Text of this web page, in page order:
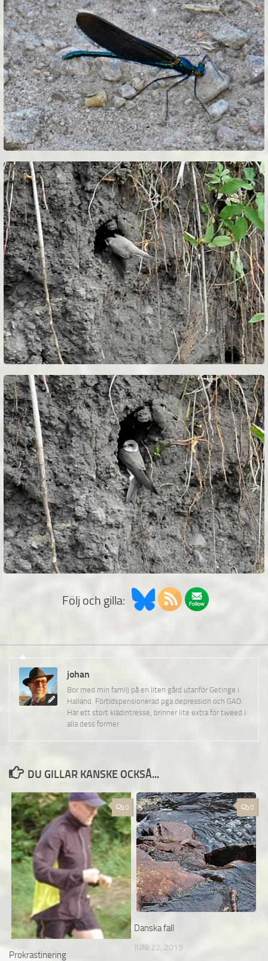
Följ och gilla:
johan
Bor med min familj på en liten gård utanför Getinge i
Halland. Förtidspensionerad pga depression och GAD.
Har ett stort klädintresse, brinner lite extra för tweed i
alla dess former.
DU GILLAR KANSKE OCKSÅ...
0
Prokrastinering
0
Danska fall
JUNI 22, 2019